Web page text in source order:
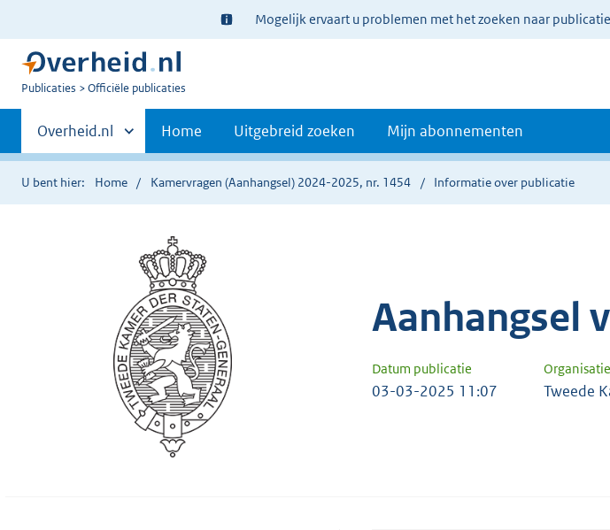
Ter
informatie:
Mogelijk ervaart u problemen met het zoeken naar
U
Publicaties Officiële publicaties
Primaire
navigatie
Andere
sites
binnen
Overheid.nl Home Uitgebreid zoeken Mijn abonnementen
U bent hier: Home Kamervragen (Aanhangsel) 2024-2025, nr. 1454 Informatie over publicatie
Aanhangsel
Datum publicatie Organisatie
03-03-2025 11:07 Tweede